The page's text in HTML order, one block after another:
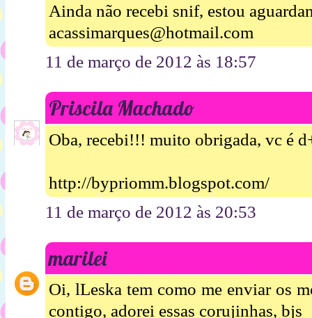
Ainda não recebi snif, estou
acassimarques@hotmail.com
11 de março de 2012 às 18:57
Priscila Machado
Oba, recebi!!! muito obrigada, vc é
http://bypriomm.blogspot.com/
11 de março de 2012 às 20:53
marilei
Oi, lLeska tem como me enviar os
contigo, adorei essas corujinhas, bjs